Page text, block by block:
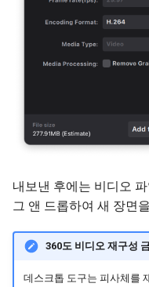
내보낸 후에는 비디오
그 앤 드롭하여 새 장면
360도 비디오 재구성
데스크톱 도구는 피사체를